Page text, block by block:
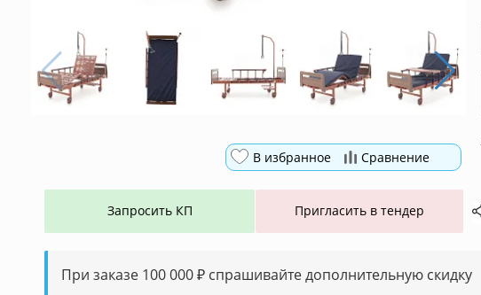
В избранное Сравнение
Запросить КП Пригласить в тендер
При заказе 100 000 ₽ спрашивайте дополнительную скидку